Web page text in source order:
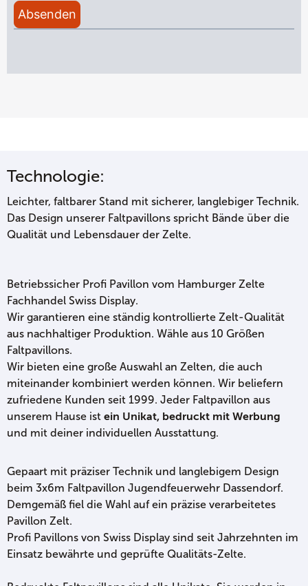
Absenden
Technologie:
Leichter, faltbarer Stand mit sicherer, langlebiger Technik.
Das Design unserer Faltpavillons spricht Bände über die
Qualität und Lebensdauer der Zelte.
Betriebssicher Profi Pavillon vom Hamburger Zelte
Fachhandel Swiss Display.
Wir garantieren eine ständig kontrollierte Zelt-Qualität
aus nachhaltiger Produktion. Wähle aus 10 Größen
Faltpavillons.
Wir bieten eine große Auswahl an Zelten, die auch
miteinander kombiniert werden können. Wir beliefern
zufriedene Kunden seit 1999. Jeder Faltpavillon aus
unserem Hause ist ein Unikat, bedruckt mit Werbung
und mit deiner individuellen Ausstattung.
Gepaart mit präziser Technik und langlebigem Design
beim 3x6m Faltpavillon Jugendfeuerwehr Dassendorf.
Demgemäß fiel die Wahl auf ein präzise verarbeitetes
Pavillon Zelt.
Profi Pavillons von Swiss Display sind seit Jahrzehnten im
Einsatz bewährte und geprüfte Qualitäts-Zelte.